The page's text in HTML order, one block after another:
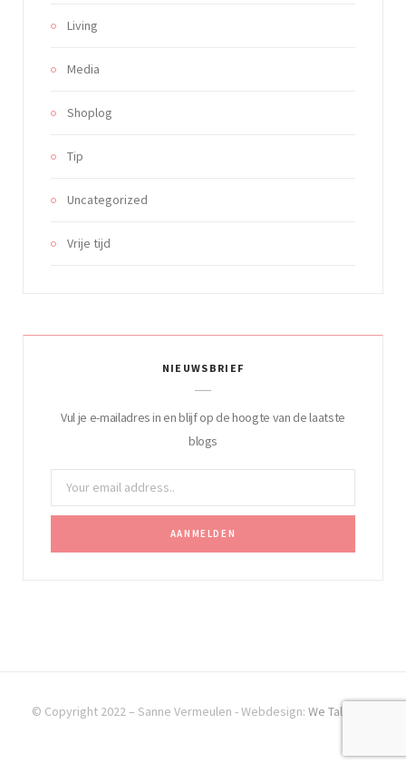
Living
Media
Shoplog
Tip
Uncategorized
Vrije tijd
NIEUWSBRIEF
Vul je e-mailadres in en blijf op de hoogte van de laatste
blogs
© Copyright 2022 – Sanne Vermeulen - Webdesign: We Talk SEO